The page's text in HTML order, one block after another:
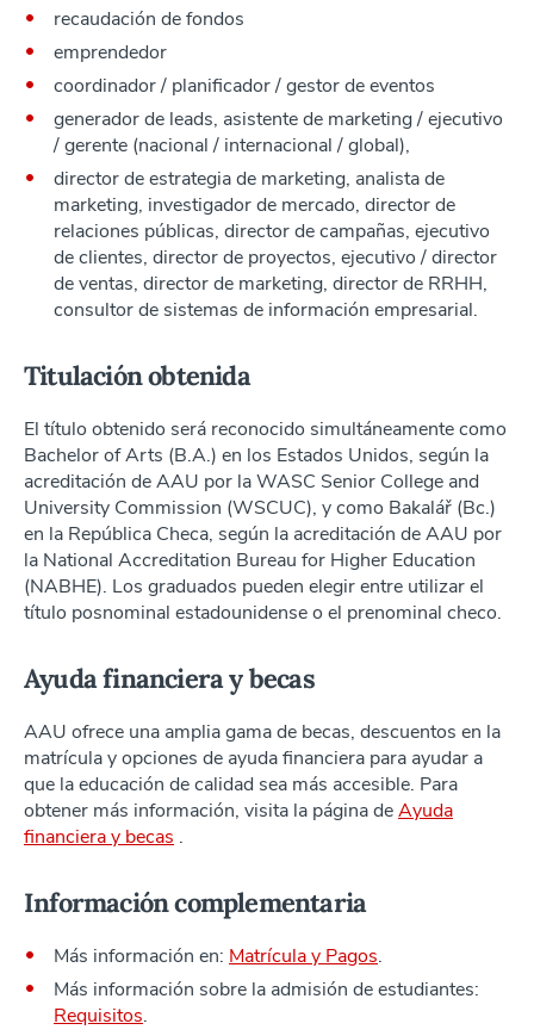
recaudación de fondos
emprendedor
coordinador / planificador / gestor de eventos
generador de leads, asistente de marketing / ejecutivo
/ gerente (nacional / internacional / global),
director de estrategia de marketing, analista de
marketing, investigador de mercado, director de
relaciones públicas, director de campañas, ejecutivo
de clientes, director de proyectos, ejecutivo / director
de ventas, director de marketing, director de RRHH,
consultor de sistemas de información empresarial.
Titulación obtenida
El título obtenido será reconocido simultáneamente como
Bachelor of Arts (B.A.) en los Estados Unidos, según la
acreditación de AAU por la WASC Senior College and
University Commission (WSCUC), y como Bakalář (Bc.)
en la República Checa, según la acreditación de AAU por
la National Accreditation Bureau for Higher Education
(NABHE). Los graduados pueden elegir entre utilizar el
título posnominal estadounidense o el prenominal checo.
Ayuda financiera y becas
AAU ofrece una amplia gama de becas, descuentos en la
matrícula y opciones de ayuda financiera para ayudar a
que la educación de calidad sea más accesible. Para
obtener más información, visita la página deAyuda
financiera y becas .
Información complementaria
Más información en: Matrícula y Pagos.
Más información sobre la admisión de estudiantes:
Requisitos.